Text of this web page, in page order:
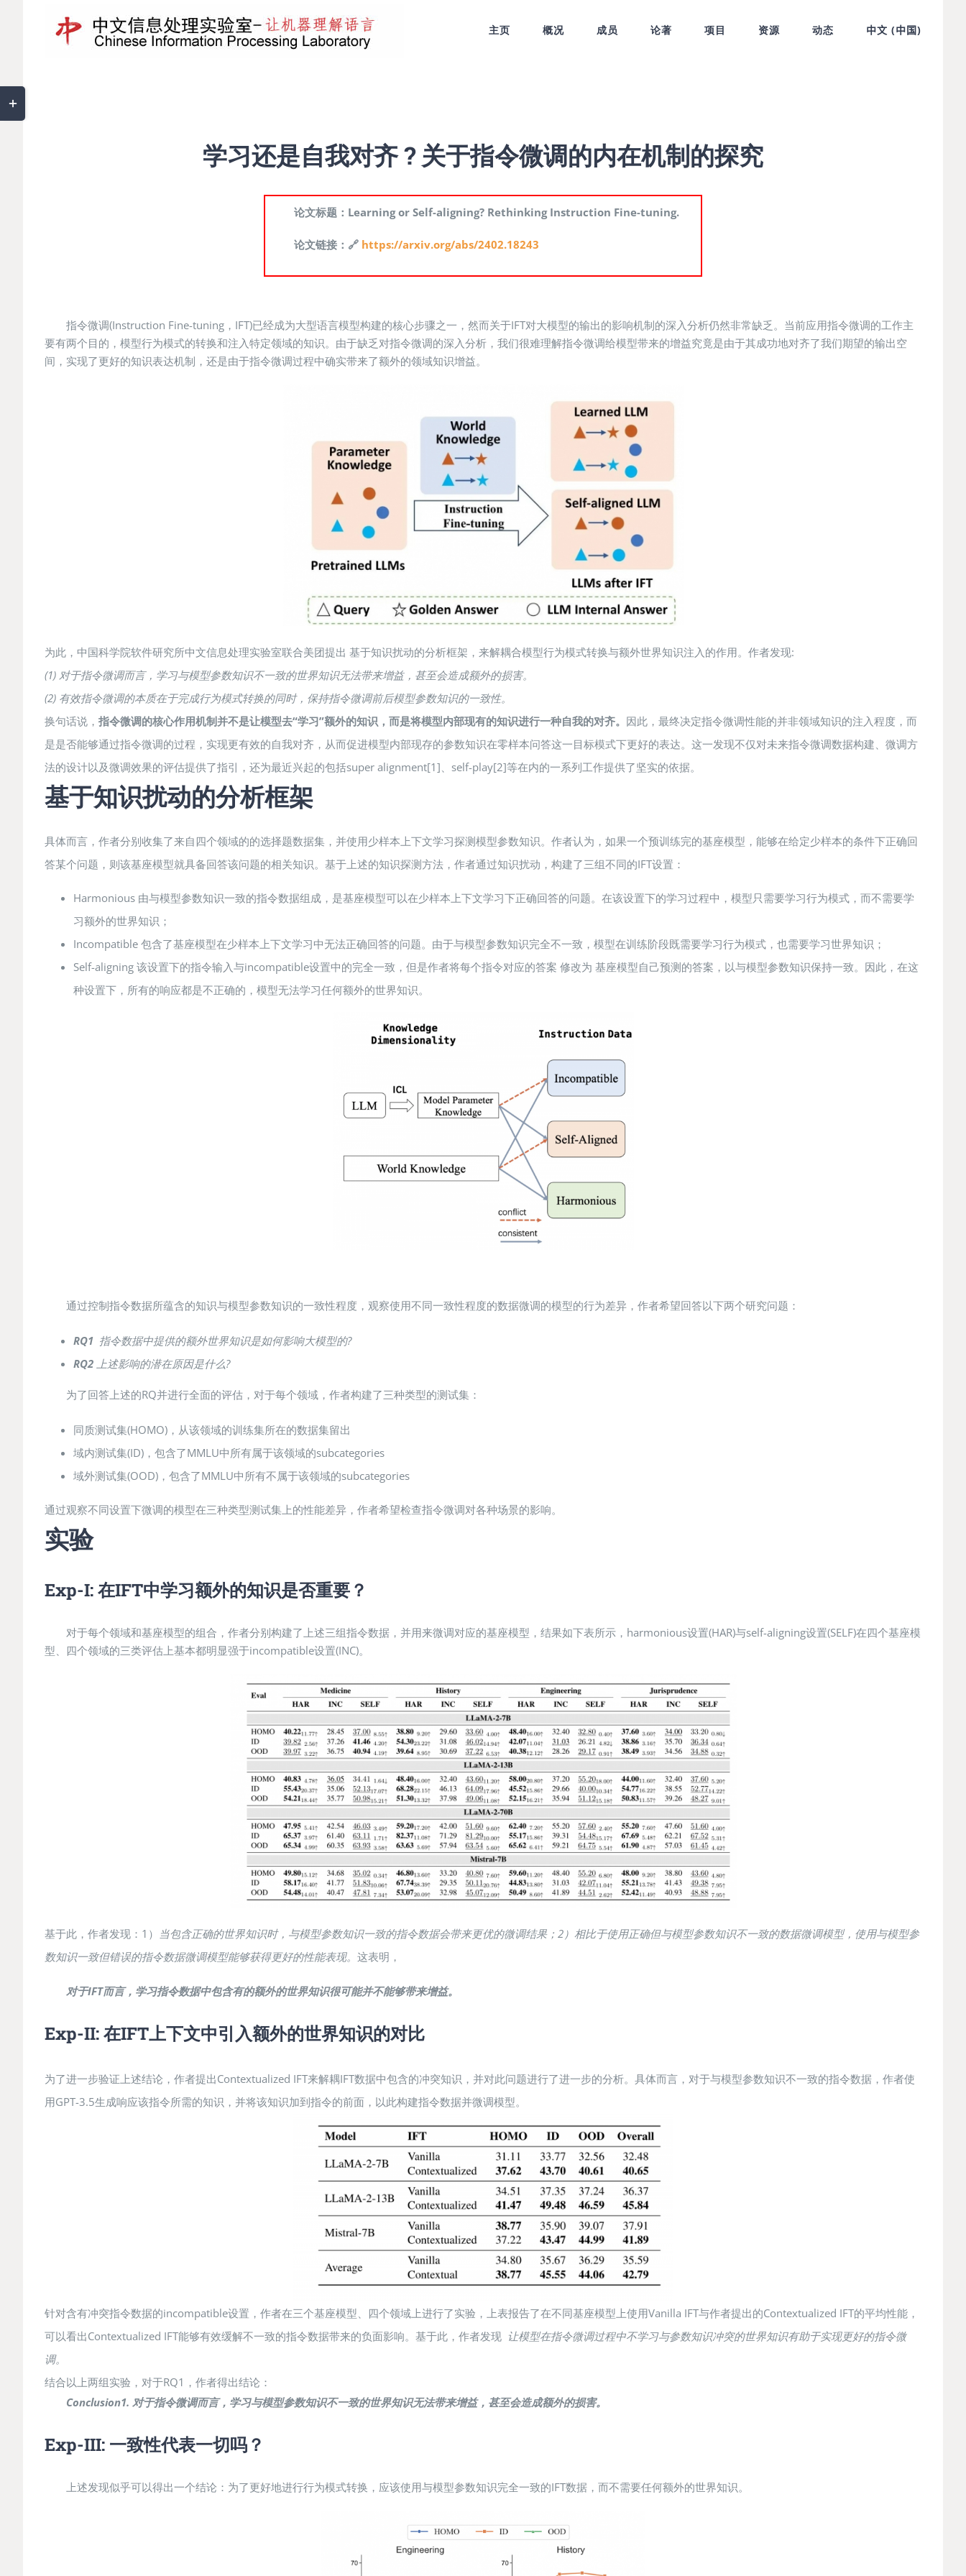
主页 概况 成员 论著 项目 资源 动态 中文 (中国)
学习还是自我对齐 ? 关于指令微调的内在机制的探究
论文标题：Learning or Self-aligning? Rethinking Instruction Fine-tuning.
论文链接：🔗 https://arxiv.org/abs/2402.18243
指令微调(Instruction Fine-tuning，IFT)已经成为大型语言模型构建的核心步骤之一，然而关于IFT对大模型的输出的影响机制的深入分析仍然非常缺乏。当前应用指令微调的工作主
要有两个目的，模型行为模式的转换和注入特定领域的知识。由于缺乏对指令微调的深入分析，我们很难理解指令微调给模型带来的增益究竟是由于其成功地对齐了我们期望的输出空
间，实现了更好的知识表达机制，还是由于指令微调过程中确实带来了额外的领域知识增益。
为此，中国科学院软件研究所中文信息处理实验室联合美团提出 基于知识扰动的分析框架，来解耦合模型行为模式转换与额外世界知识注入的作用。作者发现:
(1) 对于指令微调而言，学习与模型参数知识不一致的世界知识无法带来增益，甚至会造成额外的损害。
(2) 有效指令微调的本质在于完成行为模式转换的同时，保持指令微调前后模型参数知识的一致性。
换句话说， 指令微调的核心作用机制并不是让模型去“学习”额外的知识，而是将模型内部现有的知识进行一种自我的对齐。 因此，最终决定指令微调性能的并非领域知识的注入程度，而
是是否能够通过指令微调的过程，实现更有效的自我对齐，从而促进模型内部现存的参数知识在零样本问答这一目标模式下更好的表达。这一发现不仅对未来指令微调数据构建、微调方
法的设计以及微调效果的评估提供了指引，还为最近兴起的包括super alignment[1]、self-play[2]等在内的一系列工作提供了坚实的依据。
基于知识扰动的分析框架
具体而言，作者分别收集了来自四个领域的的选择题数据集，并使用少样本上下文学习探测模型参数知识。作者认为，如果一个预训练完的基座模型，能够在给定少样本的条件下正确回
答某个问题，则该基座模型就具备回答该问题的相关知识。基于上述的知识探测方法，作者通过知识扰动，构建了三组不同的IFT设置：
Harmonious 由与模型参数知识一致的指令数据组成，是基座模型可以在少样本上下文学习下正确回答的问题。在该设置下的学习过程中，模型只需要学习行为模式，而不需要学
习额外的世界知识；
Incompatible 包含了基座模型在少样本上下文学习中无法正确回答的问题。由于与模型参数知识完全不一致，模型在训练阶段既需要学习行为模式，也需要学习世界知识；
Self-aligning 该设置下的指令输入与incompatible设置中的完全一致，但是作者将每个指令对应的答案 修改为 基座模型自己预测的答案，以与模型参数知识保持一致。因此，在这
种设置下，所有的响应都是不正确的，模型无法学习任何额外的世界知识。
通过控制指令数据所蕴含的知识与模型参数知识的一致性程度，观察使用不同一致性程度的数据微调的模型的行为差异，作者希望回答以下两个研究问题：
RQ1 指令数据中提供的额外世界知识是如何影响大模型的?
RQ2 上述影响的潜在原因是什么?
为了回答上述的RQ并进行全面的评估，对于每个领域，作者构建了三种类型的测试集：
同质测试集(HOMO)，从该领域的训练集所在的数据集留出
域内测试集(ID)，包含了MMLU中所有属于该领域的subcategories
域外测试集(OOD)，包含了MMLU中所有不属于该领域的subcategories
通过观察不同设置下微调的模型在三种类型测试集上的性能差异，作者希望检查指令微调对各种场景的影响。
实验
Exp-I: 在IFT中学习额外的知识是否重要？
对于每个领域和基座模型的组合，作者分别构建了上述三组指令数据，并用来微调对应的基座模型，结果如下表所示，harmonious设置(HAR)与self-aligning设置(SELF)在四个基座模
型、四个领域的三类评估上基本都明显强于incompatible设置(INC)。
基于此，作者发现：1） 当包含正确的世界知识时，与模型参数知识一致的指令数据会带来更优的微调结果； 2） 相比于使用正确但与模型参数知识不一致的数据微调模型，使用与模型参
数知识一致但错误的指令数据微调模型能够获得更好的性能表现。 这表明，
对于IFT而言，学习指令数据中包含有的额外的世界知识很可能并不能够带来增益。
Exp-II: 在IFT上下文中引入额外的世界知识的对比
为了进一步验证上述结论，作者提出Contextualized IFT来解耦IFT数据中包含的冲突知识，并对此问题进行了进一步的分析。具体而言，对于与模型参数知识不一致的指令数据，作者使
用GPT-3.5生成响应该指令所需的知识，并将该知识加到指令的前面，以此构建指令数据并微调模型。
针对含有冲突指令数据的incompatible设置，作者在三个基座模型、四个领域上进行了实验，上表报告了在不同基座模型上使用Vanilla IFT与作者提出的Contextualized IFT的平均性能，
可以看出Contextualized IFT能够有效缓解不一致的指令数据带来的负面影响。基于此，作者发现 让模型在指令微调过程中不学习与参数知识冲突的世界知识有助于实现更好的指令微
调。
结合以上两组实验，对于RQ1，作者得出结论：
Conclusion1. 对于指令微调而言，学习与模型参数知识不一致的世界知识无法带来增益，甚至会造成额外的损害。
Exp-III: 一致性代表一切吗？
上述发现似乎可以得出一个结论：为了更好地进行行为模式转换，应该使用与模型参数知识完全一致的IFT数据，而不需要任何额外的世界知识。
Toggle
Sliding